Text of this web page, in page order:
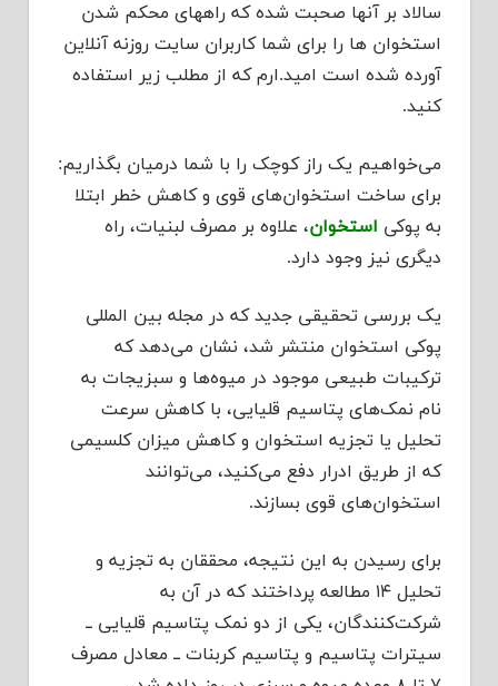
سالاد بر آنها صحبت شده که راههای محکم شدن
استخوان ها را برای شما کاربران سایت روزنه آنلاین
آورده شده است امید.ارم که از مطلب زیر استفاده
کنید.
می‌خواهیم یک راز کوچک را با شما درمیان بگذاریم:
برای ساخت استخوان‌های قوی و کاهش خطر ابتلا
به پوکی استخوان، علاوه بر مصرف لبنیات، راه
دیگری نیز وجود دارد.
یک بررسی تحقیقی جدید که در مجله بین المللی
پوکی استخوان منتشر شد، نشان می‌دهد که
ترکیبات طبیعی موجود در میوه‌ها و سبزیجات به
نام نمک‌های پتاسیم قلیایی، با کاهش سرعت
تحلیل یا تجزیه استخوان و کاهش میزان کلسیمی
که از طریق ادرار دفع می‌کنید، می‌توانند
استخوان‌های قوی بسازند.
برای رسیدن به این نتیجه، محققان به تجزیه و
تحلیل ۱۴ مطالعه پرداختند که در آن به
شرکت‌کنندگان، یکی از دو نمک پتاسیم قلیایی ــ
سیترات پتاسیم و پتاسیم کربنات ــ معادل مصرف